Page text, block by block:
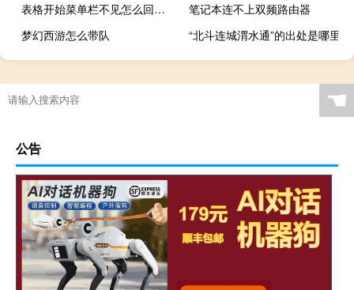
表格开始菜单栏不见怎么回事（表格开始菜单栏不见）
笔记本连不上双频路由器
梦幻西游怎么带队
“北斗连城渭水通”的出处是哪里
☚
公告